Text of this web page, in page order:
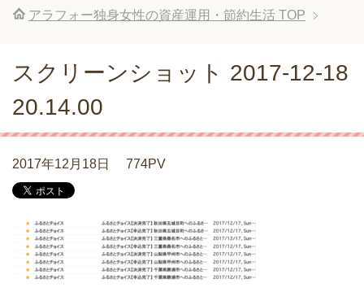
アラフォー独身女性の資産運用・節約生活 TOP
スクリーンショット 2017-12-18
20.14.00
2017年12月18日 774PV